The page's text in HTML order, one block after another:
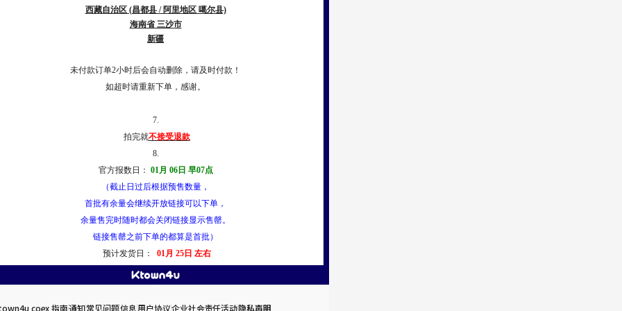
西藏自治区 (昌都县 / 阿里地区 噶尔县)
海南省 三沙市
新疆
未付款订单2小时后会自动删除，请及时付款！
如超时请重新下单，感谢。
7.
拍完就不接受退款
8.
官方报数日： 01月 06日 早07点
（截止日过后根据预售数量，
首批有余量会继续开放链接可以下单，
余量售完时随时都会关闭链接显示售罄。
链接售罄之前下单的都算是首批）
预计发货日：
01月 25日 左右
coex 指南通知常见问题信息用户协议企业社会责任活动隐私声明